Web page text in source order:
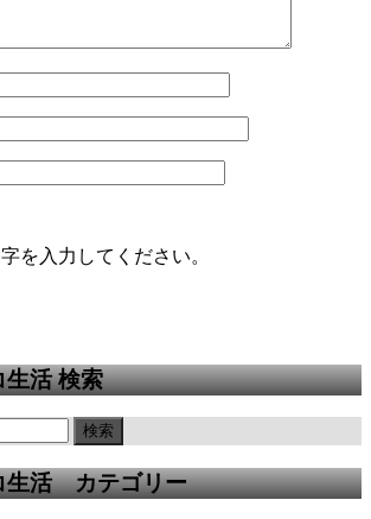
を入力してください。
生活 検索
生活 カテゴリー